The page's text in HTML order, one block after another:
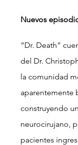
Nuevos
“Dr. Death”
del Dr.
la comunidad
aparentemente
construyendo
neurocirujano,
pacientes